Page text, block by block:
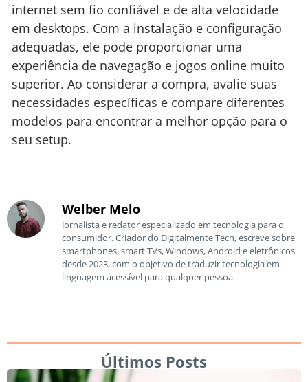
internet sem fio confiável e de alta velocidade
em desktops. Com a instalação e configuração
adequadas, ele pode proporcionar uma
experiência de navegação e jogos online muito
superior. Ao considerar a compra, avalie suas
necessidades específicas e compare diferentes
modelos para encontrar a melhor opção para o
seu setup.
Welber Melo
Jornalista e redator especializado em tecnologia para o
consumidor. Criador do Digitalmente Tech, escreve sobre
smartphones, smart TVs, Windows, Android e eletrônicos
desde 2023, com o objetivo de traduzir tecnologia em
linguagem acessível para qualquer pessoa.
Últimos Posts